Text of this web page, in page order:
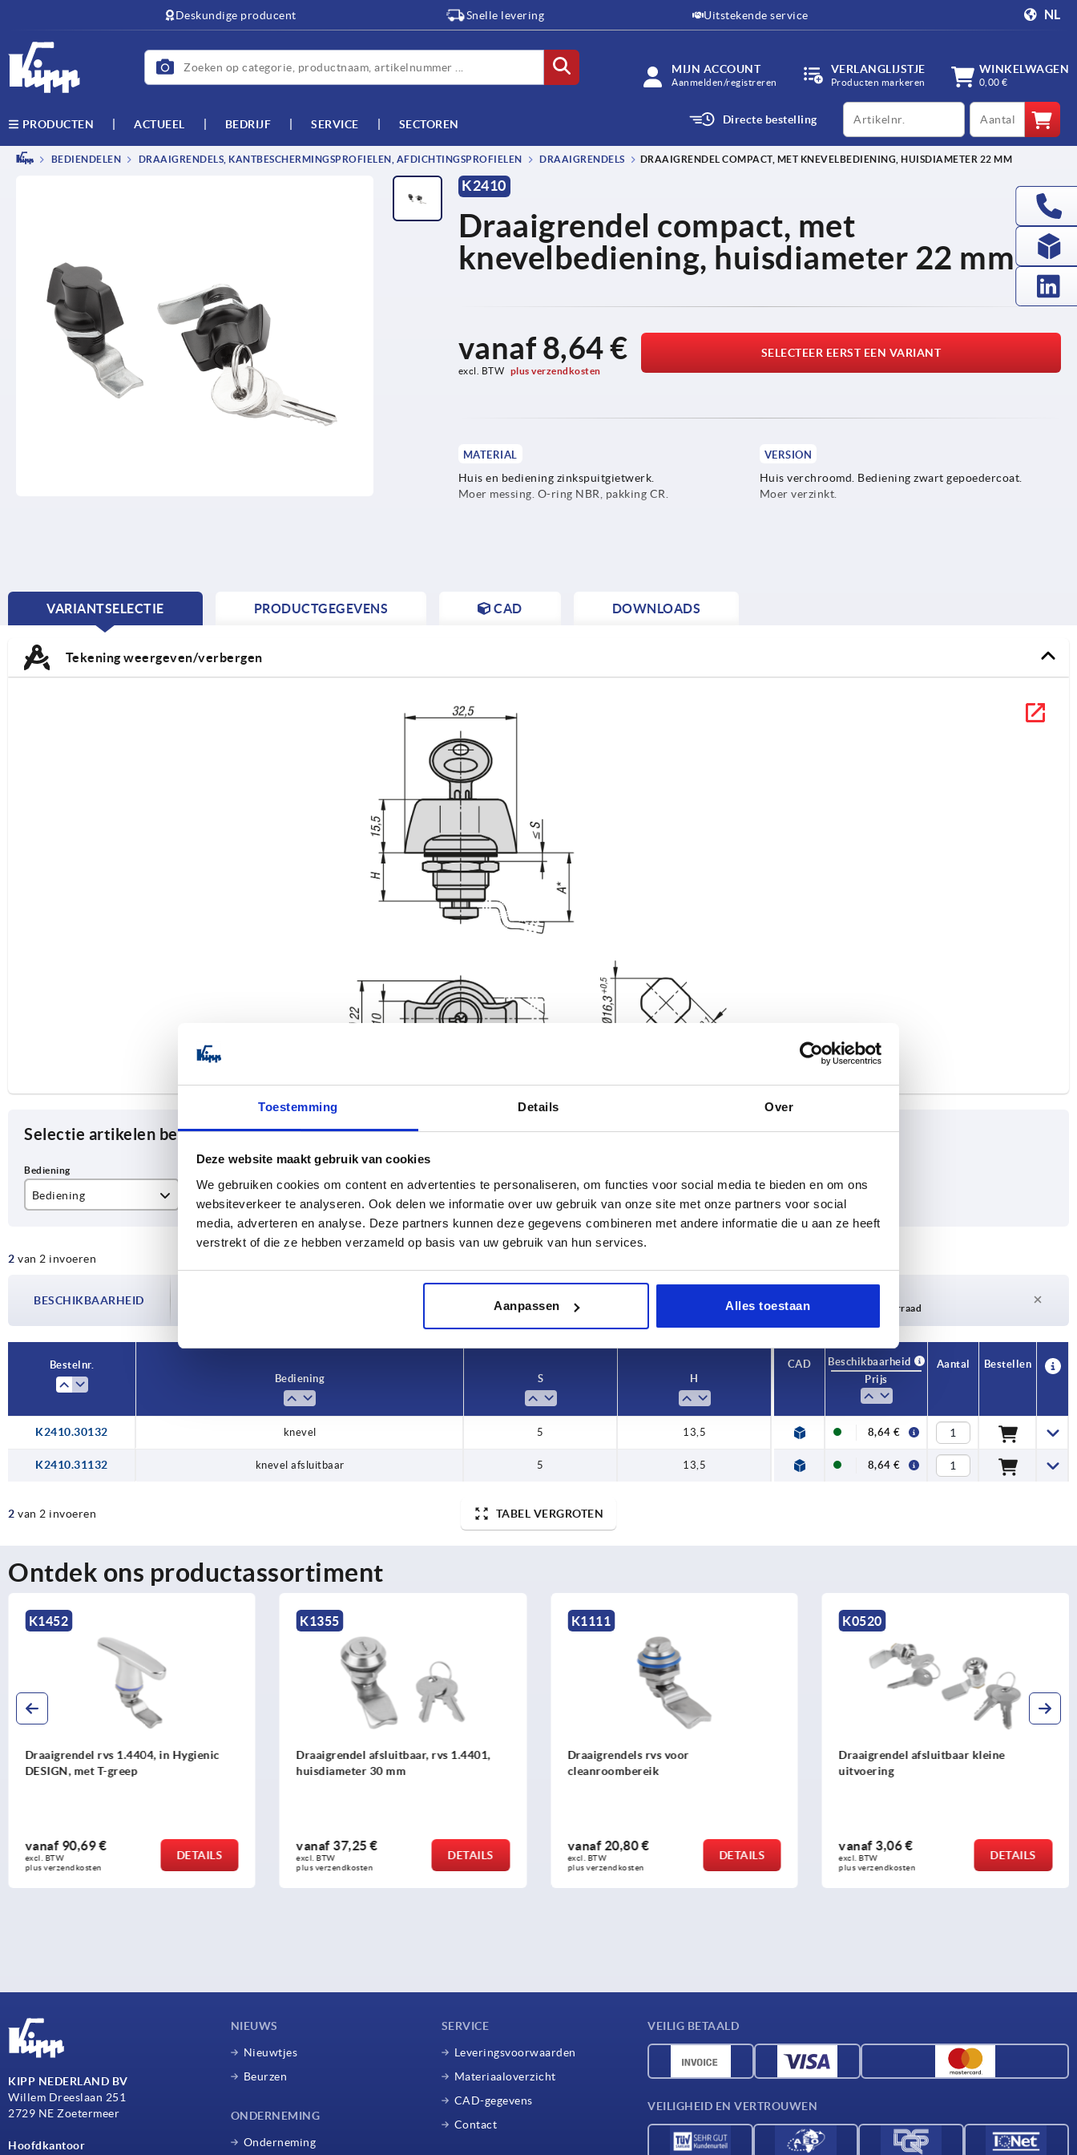
Toestemming Details Over
Deze website maakt gebruik van cookies
We gebruiken cookies om content en advertenties te personaliseren, om functies voor social media te bieden en om ons
websiteverkeer te analyseren. Ook delen we informatie over uw gebruik van onze site met onze partners voor social
media, adverteren en analyse. Deze partners kunnen deze gegevens combineren met andere informatie die u aan ze heeft
verstrekt of die ze hebben verzameld op basis van uw gebruik van hun services.
Aanpassen Alles toestaan
Deskundige producent Snelle levering Uitstekende service NL
MIJN ACCOUNT
Aanmelden/registreren
VERLANGLIJSTJE
Producten markeren
WINKELWAGEN
0,00 €
PRODUCTEN ACTUEEL BEDRIJF SERVICE SECTOREN Directe bestelling
productCode qty
BEDIENDELEN DRAAIGRENDELS, KANTBESCHERMINGSPROFIELEN, AFDICHTINGSPROFIELEN DRAAIGRENDELS DRAAIGRENDEL COMPACT, MET KNEVELBEDIENING, HUISDIAMETER 22 MM
K2410
Draaigrendel compact, met
knevelbediening, huisdiameter 22 mm
vanaf8,64 €
excl. BTW plus verzendkosten
SELECTEER EERST EEN VARIANT
MATERIAL
Huis en bediening zinkspuitgietwerk.
Moer messing. O-ring NBR, pakking CR.
VERSION
Huis verchroomd. Bediening zwart gepoedercoat.
Moer verzinkt.
VARIANTSELECTIE
CURRENT
PRODUCTGEGEVENS CAD DOWNLOADS
Tekening weergeven/verbergen
Selectie artikelen begrenzen
Bediening
knevel afsluitbaar
13,5
2 van 2 invoeren
BESCHIKBAARHEID
De beschikbaarheid wordt meerdere keren per dag met regelmatige tussenpozen
bijgewerkt. In de laatste stap voordat je je bestelling afrondt, word je geïnformeerd
Momenteel niet op voorraad
Bestelnr.
Bediening
S H
CAD
Beschikbaarheid
Prijs
Aantal Bestellen
K2410.30132 knevel 5 13,5 8,64 €
K2410.31132 knevel afsluitbaar 5 13,5 8,64 €
2 van 2 invoeren TABEL VERGROTEN
Ontdek ons productassortiment
K1355
Draaigrendel afsluitbaar, rvs 1.4401,
huisdiameter 30 mm
vanaf37,25 €
excl. BTW
plus verzendkosten
DETAILS
K1111
Draaigrendels rvs voor
cleanroombereik
vanaf20,80 €
excl. BTW
plus verzendkosten
DETAILS
K0520
Draaigrendel afsluitbaar kleine
uitvoering
vanaf3,06 €
excl. BTW
plus verzendkosten
DETAILS
K0518
Draaigrendel zink, kleine uitvoering
vanaf2,30 €
excl. BTW
plus verzendkosten
DETAILS
KIPP NEDERLAND BV
Willem Dreeslaan 251
2729 NE Zoetermeer
Hoofdkantoor
NIEUWS
Nieuwtjes
Beurzen
ONDERNEMING
Onderneming
SERVICE
Leveringsvoorwaarden
Materiaaloverzicht
CAD-gegevens
Contact
VEILIG BETAALD
VEILIGHEID EN VERTROUWEN